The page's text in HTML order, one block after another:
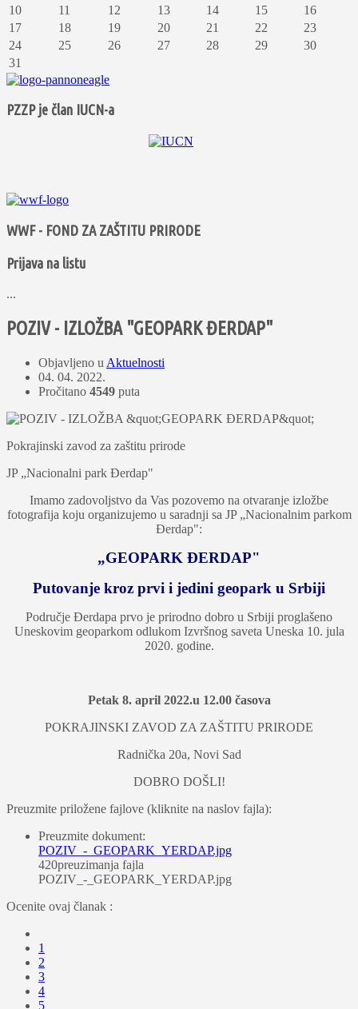
10
11 12 13 14 15
16
17
18 19 20 21 22
23
24
25 26 27 28 29
30
31
PZZP je član IUCN-a
WWF - FOND ZA ZAŠTITU PRIRODE
Prijava na listu
...
POZIV - IZLOŽBA "GEOPARK ĐERDAP"
Objavljeno u Aktuelnosti
04. 04. 2022.
Pročitano 4549 puta
Pokrajinski zavod za zaštitu prirode
JP „Nacionalni park Đerdap"
Imamo zadovolјstvo da Vas pozovemo na otvaranje izložbe
fotografija koju organizujemo u saradnji sa JP „Nacionalnim parkom
Đerdap":
„GEOPARK ĐERDAP"
Putovanje kroz prvi i jedini geopark u Srbiji
Područje Đerdapa prvo je prirodno dobro u Srbiji proglašeno
Uneskovim geoparkom odlukom Izvršnog saveta Uneska 10. jula
2020. godine.
Petak 8. april 2022.u 12.00 časova
POKRAJINSKI ZAVOD ZA ZAŠTITU PRIRODE
Radnička 20a, Novi Sad
DOBRO DOŠLI!
Preuzmite priložene fajlove (kliknite na naslov fajla):
Preuzmite dokument:
POZIV_-_GEOPARK_YERDAP.jpg
420preuzimanja fajla
POZIV_-_GEOPARK_YERDAP.jpg
Ocenite ovaj članak :
1
2
3
4
5